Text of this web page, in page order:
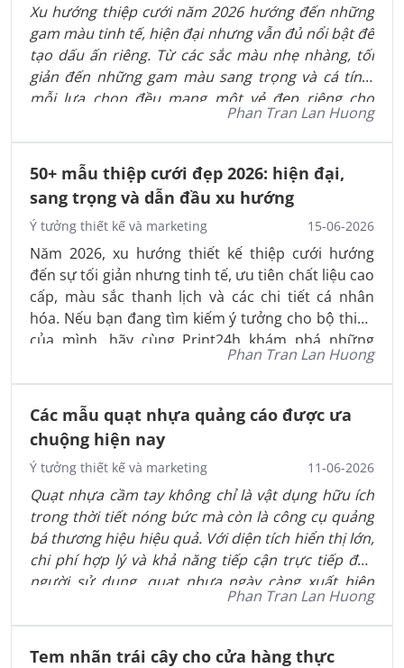
Xu hướng thiệp cưới năm 2026 hướng đến những
gam màu tinh tế, hiện đại nhưng vẫn đủ nổi bật để
tạo dấu ấn riêng. Từ các sắc màu nhẹ nhàng, tối
giản đến những gam màu sang trọng và cá tính,
mỗi lựa chọn đều mang một vẻ đẹp riêng cho
Phan Tran Lan Huong
50+ mẫu thiệp cưới đẹp 2026: hiện đại,
sang trọng và dẫn đầu xu hướng
Ý tưởng thiết kế và marketing 15-06-2026
Năm 2026, xu hướng thiết kế thiệp cưới hướng
đến sự tối giản nhưng tinh tế, ưu tiên chất liệu cao
cấp, màu sắc thanh lịch và các chi tiết cá nhân
hóa. Nếu bạn đang tìm kiếm ý tưởng cho bộ thiệp
của mình, hãy cùng Print24h khám phá những
mẫu thiệp cưới nổi bật và được yêu thích nhất
hiện nay.
Phan Tran Lan Huong
Các mẫu quạt nhựa quảng cáo được ưa
chuộng hiện nay
Ý tưởng thiết kế và marketing 11-06-2026
Quạt nhựa cầm tay không chỉ là vật dụng hữu ích
trong thời tiết nóng bức mà còn là công cụ quảng
bá thương hiệu hiệu quả. Với diện tích hiển thị lớn,
chi phí hợp lý và khả năng tiếp cận trực tiếp đến
người sử dụng, quạt nhựa ngày càng xuất hiện
nhiều trong các chiến dịch truyền thông, sự kiện
và hoạt động cộng đồng.
Phan Tran Lan Huong
Tem nhãn trái cây cho cửa hàng thực